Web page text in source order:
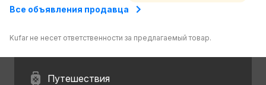
Все объявления продавца
Kufar не несет ответственности за предлагаемый товар.
Путешествия